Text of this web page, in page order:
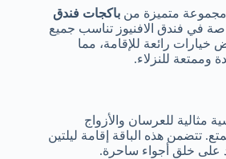
مجموعة متميزة من باكجات فندق
في فندق الافنيوز تناسب جميع
خيارات رائعة للإقامة، مما
وممتعة للنزلاء.
مثالية للعرسان والأزواج
تتضمن هذه الباقة إقامة ليلتين
خلق أجواء ساحرة.